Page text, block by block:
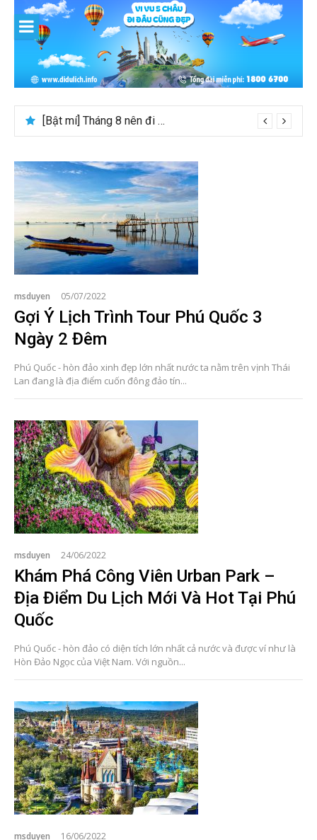
content
[Bật mí] Tháng 8 nên đi nước nào đẹp? Gợi ý 5+ tọa độ hot 2026
msduyen 05/07/2022
Gợi Ý Lịch Trình Tour Phú Quốc 3
Ngày 2 Đêm
Phú Quốc - hòn đảo xinh đẹp lớn nhất nước ta nằm trên vịnh Thái
Lan đang là địa điểm cuốn đông đảo tín...
msduyen 24/06/2022
Khám Phá Công Viên Urban Park –
Địa Điểm Du Lịch Mới Và Hot Tại Phú
Quốc
Phú Quốc - hòn đảo có diện tích lớn nhất cả nước và được ví như là
Hòn Đảo Ngọc của Việt Nam. Với nguồn...
msduyen 16/06/2022